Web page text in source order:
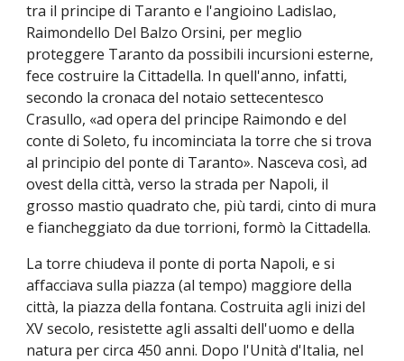
tra il principe di Taranto e l'angioino Ladislao,
Raimondello Del Balzo Orsini, per meglio
proteggere Taranto da possibili incursioni esterne,
fece costruire la Cittadella. In quell'anno, infatti,
secondo la cronaca del notaio settecentesco
Crasullo, «ad opera del principe Raimondo e del
conte di Soleto, fu incominciata la torre che si trova
al principio del ponte di Taranto». Nasceva così, ad
ovest della città, verso la strada per Napoli, il
grosso mastio quadrato che, più tardi, cinto di mura
e fiancheggiato da due torrioni, formò la Cittadella.
La torre chiudeva il ponte di porta Napoli, e si
affacciava sulla piazza (al tempo) maggiore della
città, la piazza della fontana. Costruita agli inizi del
XV secolo, resistette agli assalti dell'uomo e della
natura per circa 450 anni. Dopo l'Unità d'Italia, nel